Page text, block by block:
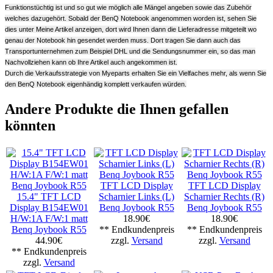
Funktionstüchtig ist und so gut wie möglich alle Mängel angeben sowie das Zubehör
welches dazugehört. Sobald der BenQ Notebook angenommen worden ist, sehen Sie
dies unter Meine Artikel anzeigen, dort wird Ihnen dann die Lieferadresse mitgeteilt wo
genau der Notebook hin gesendet werden muss. Dort tragen Sie dann auch das
Transportunternehmen zum Beispiel DHL und die Sendungsnummer ein, so das man
Nachvollziehen kann ob Ihre Artikel auch angekommen ist.
Durch die Verkaufsstrategie von Myeparts erhalten Sie ein Vielfaches mehr, als wenn Sie
den BenQ Notebook eigenhändig komplett verkaufen würden.
Andere Produkte die Ihnen gefallen
könnten
15.4" TFT LCD
Display B154EW01
H/W:1A F/W:1 matt
Benq Joybook R55
44.90€
** Endkundenpreis
zzgl. Versand
TFT LCD Display
Scharnier Links (L)
Benq Joybook R55
18.90€
** Endkundenpreis
zzgl. Versand
TFT LCD Display
Scharnier Rechts (R)
Benq Joybook R55
18.90€
** Endkundenpreis
zzgl. Versand